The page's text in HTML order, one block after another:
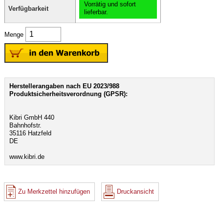
Verfügbarkeit
Vorrätig und sofort
lieferbar.
Menge
Herstellerangaben nach EU 2023/988
Produktsicherheitsverordnung (GPSR):
Kibri GmbH 440
Bahnhofstr.
35116 Hatzfeld
DE
www.kibri.de
Zu Merkzettel hinzufügen Druckansicht